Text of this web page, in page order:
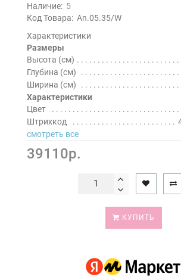
Наличие: 5
Код Товара: An.05.35/W
Характеристики
Размеры
Высота (см)
Глубина (см)
Ширина (см)
Характеристики
Цвет
Штрихкод
смотреть все
39110р.
КУПИТЬ